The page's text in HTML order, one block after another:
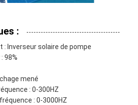
:
: Inverseur solaire de pompe
98%
mené
: 0-300HZ
: 0-3000HZ